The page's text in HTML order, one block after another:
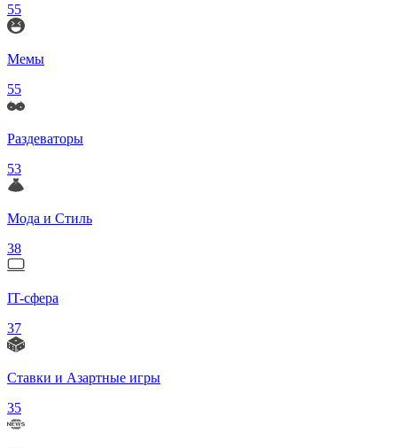
55
Мемы
55
Раздеваторы
53
Мода и Стиль
38
IT-сфера
37
Ставки и Азартные игры
35